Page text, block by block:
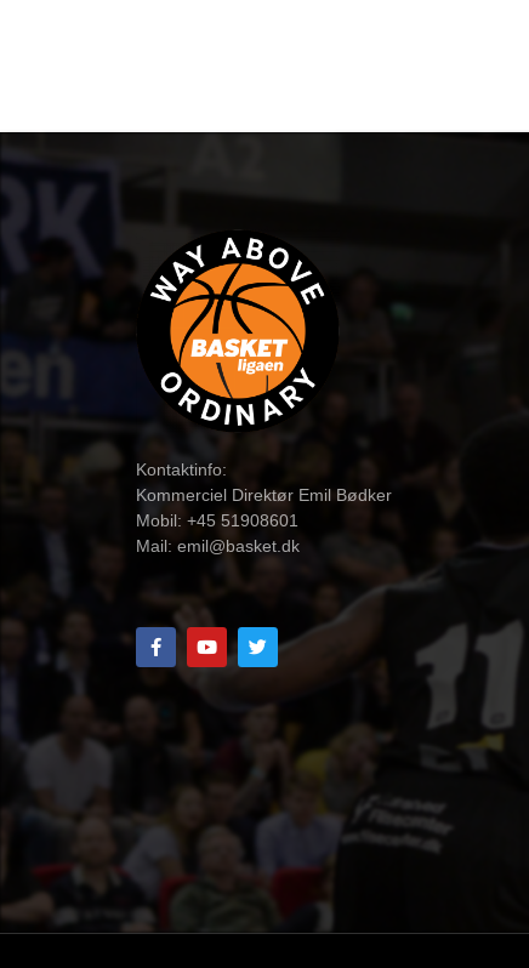
Kontaktinfo:
Kommerciel Direktør Emil Bødker
Mobil: +45 51908601
Mail: emil@basket.dk